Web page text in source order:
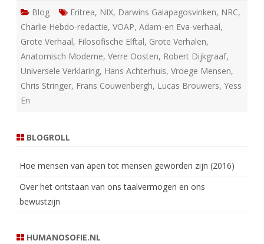
Blog Eritrea, NIX, Darwins Galapagosvinken, NRC,
Charlie Hebdo-redactie, VOAP, Adam-en Eva-verhaal,
Grote Verhaal, Filosofische Elftal, Grote Verhalen,
Anatomisch Moderne, Verre Oosten, Robert Dijkgraaf,
Universele Verklaring, Hans Achterhuis, Vroege Mensen,
Chris Stringer, Frans Couwenbergh, Lucas Brouwers, Yess
En
BLOGROLL
Hoe mensen van apen tot mensen geworden zijn (2016)
Over het ontstaan van ons taalvermogen en ons
bewustzijn
HUMANOSOFIE.NL